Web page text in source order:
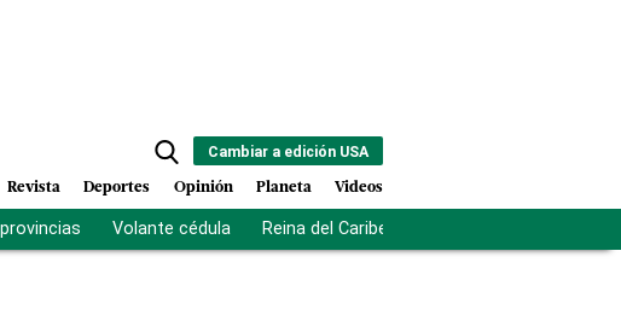
Cambiar a edición USA
Revista Deportes Opinión Planeta Videos
Volante cédula Reina del Caribe